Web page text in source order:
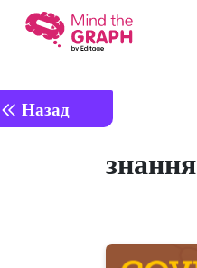
Назад
знання